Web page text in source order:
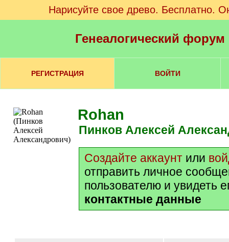
Нарисуйте свое древо. Бесплатно.
Генеалогический
РЕГИСТРАЦИЯ ВОЙТИ
Rohan
Пинков Алексей
Создайте аккаунт или
отправить личное
пользователю и увидеть
контактные данные